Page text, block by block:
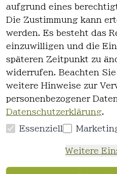
aufgrund eines
Die Zustimmung kann
werden. Es besteht das
einzuwilligen und die
späteren Zeitpunkt zu
widerrufen. Beachten
weitere Hinweise zur
personenbezogener
Datenschutzerklärung.
Essenziell
Weitere
AGB
Datenschutz
Widerrufsre
cht
Kontakt
Registrieren
widerrufen